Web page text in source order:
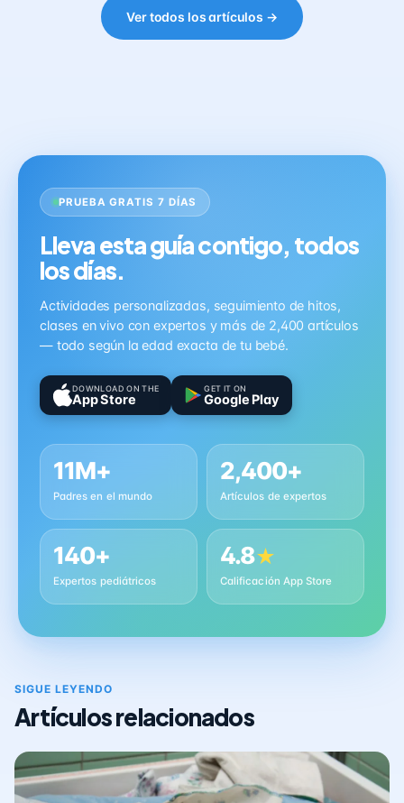
Ver todos los artículos →
PRUEBA GRATIS 7 DÍAS
Lleva esta guía contigo, todos
los días.
Actividades personalizadas, seguimiento de hitos,
clases en vivo con expertos y más de 2,400 artículos
— todo según la edad exacta de tu bebé.
DOWNLOAD ON THE
App Store
GET IT ON
Google Play
11M+
Padres en el mundo
2,400+
Artículos de expertos
140+
Expertos pediátricos
4.8★
Calificación App Store
SIGUE LEYENDO
Artículos relacionados